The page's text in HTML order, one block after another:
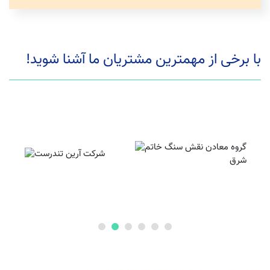
با برخی از مهمترین مشتریان ما آشنا شوید!